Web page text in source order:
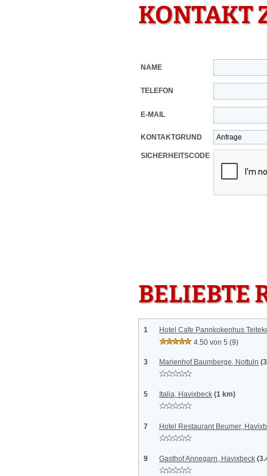
KONTAKT
NAME
TELEFON
E-MAIL
KONTAKTGRUND
SICHERHEITSCODE
BELIEBTE
1
Hotel Cafe Pannkokenhus
4.50 von 5 (9)
3 Marienhof Baumberge, Nottuln
5 Italia, Havixbeck (1 km)
7 Hotel Restaurant Beumer,
9 Gasthof Annegarn, Havixbeck